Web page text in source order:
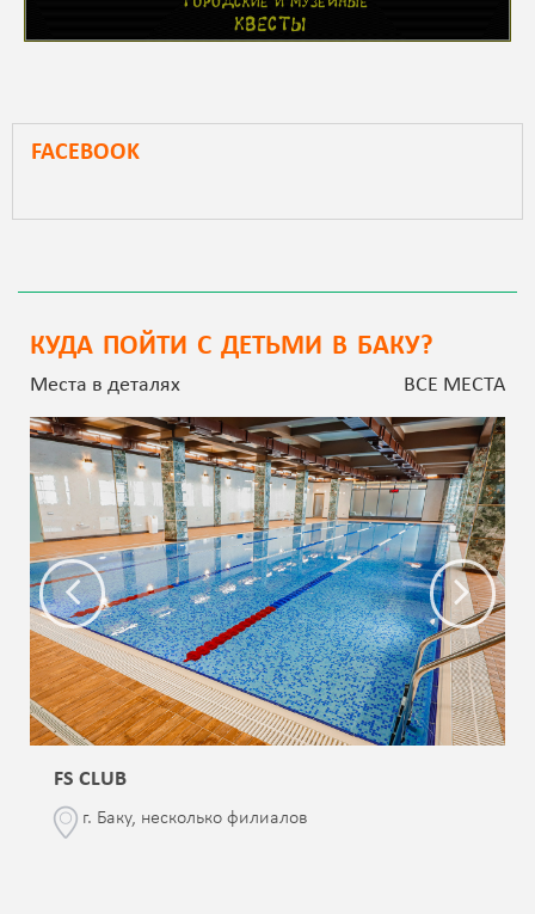
FACEBOOK
КУДА ПОЙТИ С ДЕТЬМИ В БАКУ?
Места в деталях ВСЕ МЕСТА
FS CLUB
г. Баку, несколько филиалов